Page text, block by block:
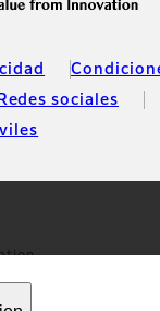
Al usar el
Redes sociales